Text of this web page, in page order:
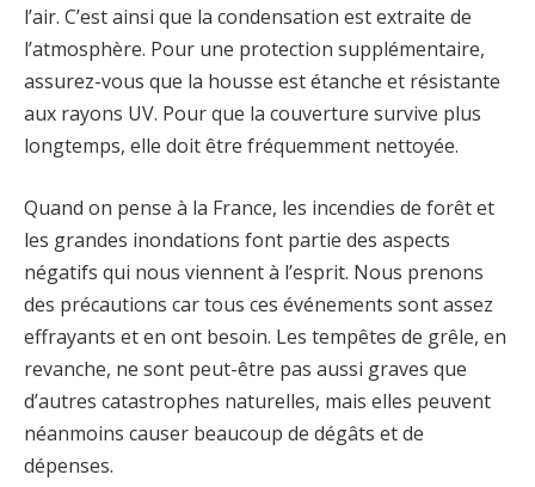
l’air. C’est ainsi que la condensation est extraite de
l’atmosphère. Pour une protection supplémentaire,
assurez-vous que la housse est étanche et résistante
aux rayons UV. Pour que la couverture survive plus
longtemps, elle doit être fréquemment nettoyée.
Quand on pense à la France, les incendies de forêt et
les grandes inondations font partie des aspects
négatifs qui nous viennent à l’esprit. Nous prenons
des précautions car tous ces événements sont assez
effrayants et en ont besoin. Les tempêtes de grêle, en
revanche, ne sont peut-être pas aussi graves que
d’autres catastrophes naturelles, mais elles peuvent
néanmoins causer beaucoup de dégâts et de
dépenses.